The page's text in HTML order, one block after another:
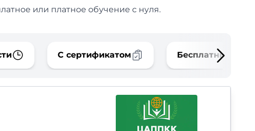
или платное обучение с нуля.
С сертификатом Бесплатные